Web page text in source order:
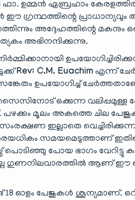
ഉമ്മൻ ഏബ്രഹാം കേരളത്തിൽ
ഗ്രന്ഥത്തിന്റെ പ്രാധാന്യവും
അദ്ദേഹത്തിന്റെ മകനും
അഭിനന്ദിക്കുന്നു.
Rev: C.M. Euachim എന്ന്
ഉപയോഗിച്ച്
ഒക്കുന്ന
പഴക്കം മൂലം അകത്തെ ചില
ഇല്ലാതെ
സമയമെടുത്താണ്
പൊടിഞ്ഞു പോയ ഭാഗം
നല്ല ഗുണനിലവാരത്തിൽ ആണ്
ഓളം പേജുകൾ ശൂന്യമാണ്.